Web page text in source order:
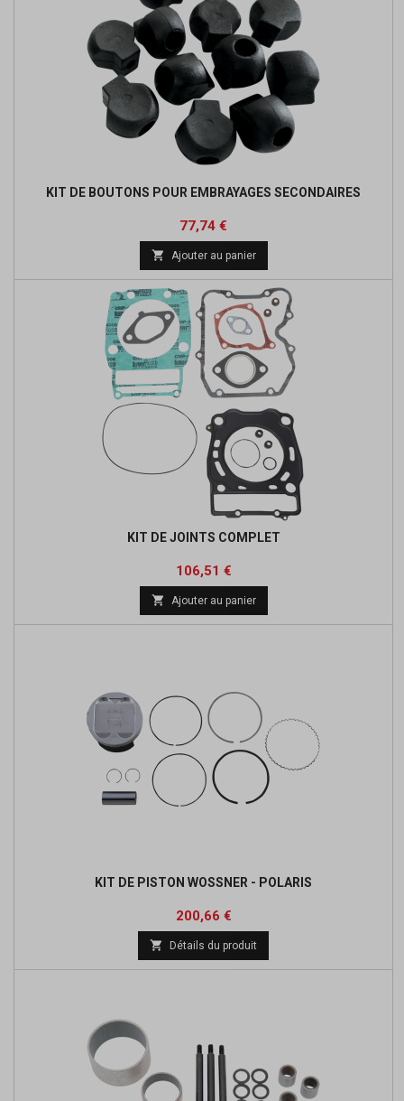
KIT DE BOUTONS POUR EMBRAYAGES SECONDAIRES
Prix
77,74 €
base
 Ajouter au panier
KIT DE JOINTS COMPLET
Prix
106,51 €Prix
de
base
 Ajouter au panier
KIT DE PISTON WOSSNER - POLARIS
Prix
200,66 €
 Détails du produit